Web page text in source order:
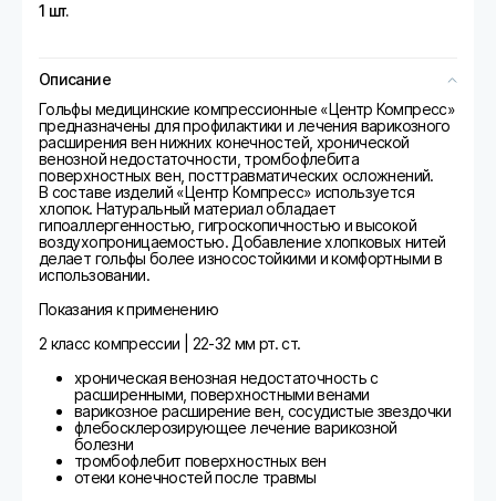
1 шт.
Описание
Гольфы медицинские компрессионные «Центр Компресс»
предназначены для профилактики и лечения варикозного
расширения вен нижних конечностей, хронической
венозной недостаточности, тромбофлебита
поверхностных вен, посттравматических осложнений.
В составе изделий «Центр Компресс» используется
хлопок. Натуральный материал обладает
гипоаллергенностью, гигроскопичностью и высокой
воздухопроницаемостью. Добавление хлопковых нитей
делает гольфы более износостойкими и комфортными в
использовании.
Показания к применению
2 класс компрессии | 22-32 мм рт. ст.
хроническая венозная недостаточность с
расширенными, поверхностными венами
варикозное расширение вен, сосудистые звездочки
флебосклерозирующее лечение варикозной
болезни
тромбофлебит поверхностных вен
отеки конечностей после травмы